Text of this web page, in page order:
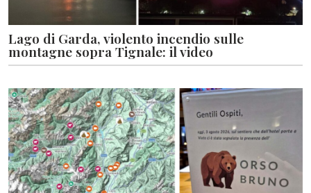
Lago di Garda, violento incendio sulle
montagne sopra Tignale: il video